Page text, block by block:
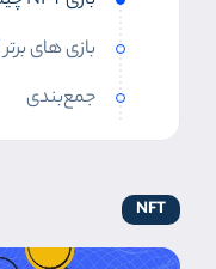
بازی های برتر NFT
جمع‌بندی
NFT